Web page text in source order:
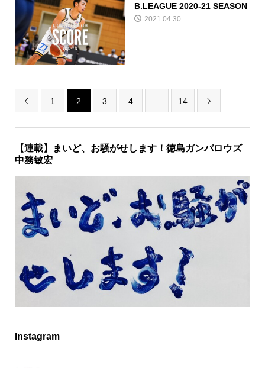
B.LEAGUE 2020-21 SEASON
2021.04.30
 1 2 3 4 14 
【連載】まいど、お騒がせします！徳島ガンバロウズ
中務敏宏
Instagram